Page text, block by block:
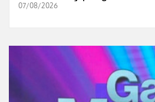
07/08/2026